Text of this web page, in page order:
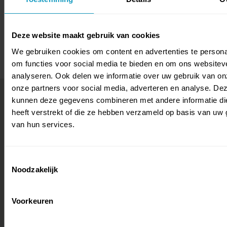
Deze website maakt gebruik van cookies
We gebruiken cookies om content en advertenties te
om functies voor social media te bieden en om ons
analyseren. Ook delen we informatie over uw gebruik van
onze partners voor social media, adverteren en analyse.
kunnen deze gegevens combineren met andere informatie
heeft verstrekt of die ze hebben verzameld op basis van uw
van hun services.
Noodzakelijk
Voorkeuren
WAAR KUN JE WERKEN?